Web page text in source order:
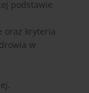
podstawie
oraz kryteria
w